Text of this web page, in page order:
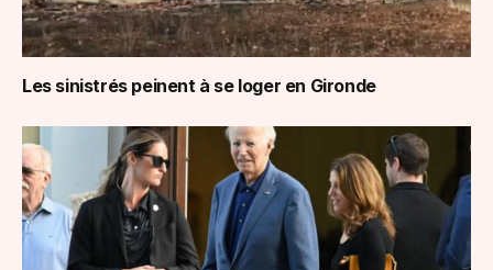
Les sinistrés peinent à se loger en Gironde